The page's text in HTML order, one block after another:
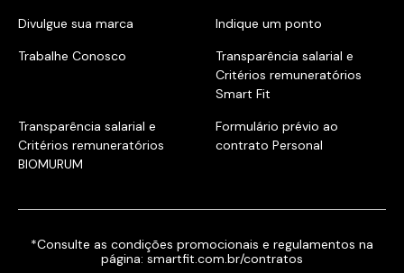
Divulgue sua marca
Indique um ponto
Trabalhe Conosco
Transparência salarial e
Critérios remuneratórios
Smart Fit
Transparência salarial e
Critérios remuneratórios
BIOMURUM
Formulário prévio ao
contrato Personal
*Consulte as condições promocionais e regulamentos na
página: smartfit.com.br/contratos